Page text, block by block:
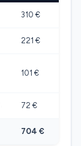
310 €
221 €
101 €
72 €
704 €